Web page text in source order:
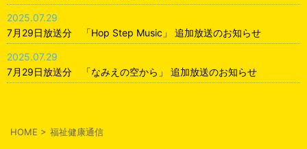
2025.07.29
7月29日放送分 「Hop Step Music」 追加放送のお知らせ
2025.07.29
7月29日放送分 「なみえの空から」 追加放送のお知らせ
HOME > 福祉健康通信